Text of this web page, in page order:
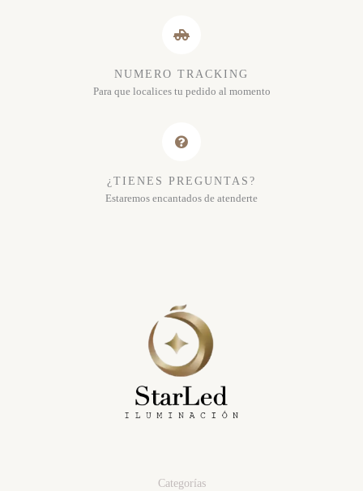
NUMERO TRACKING
Para que localices tu pedido al momento
¿TIENES PREGUNTAS?
Estaremos encantados de atenderte
Categorías